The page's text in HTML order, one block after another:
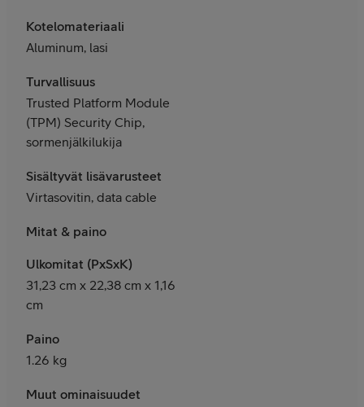
Kotelomateriaali
Aluminum, lasi
Turvallisuus
Trusted Platform Module
(TPM) Security Chip,
sormenjälkilukija
Sisältyvät lisävarusteet
Virtasovitin, data cable
Mitat & paino
Ulkomitat (PxSxK)
31,23 cm x 22,38 cm x 1,16
cm
Paino
1.26 kg
Muut ominaisuudet